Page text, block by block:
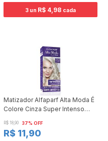
3 un R$ 4,98 cada
Matizador Alfaparf Alta Moda É
Colore Cinza Super Intenso
R$ 18,90 37% OFF
R$ 11,90